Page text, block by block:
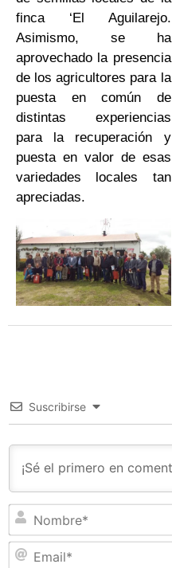
finca ‘El Aguilarejo.
Asimismo, se ha
aprovechado la presencia
de los agricultores para la
puesta en común de
distintas experiencias
para la recuperación y
puesta en valor de esas
variedades locales tan
apreciadas.
Suscribirse